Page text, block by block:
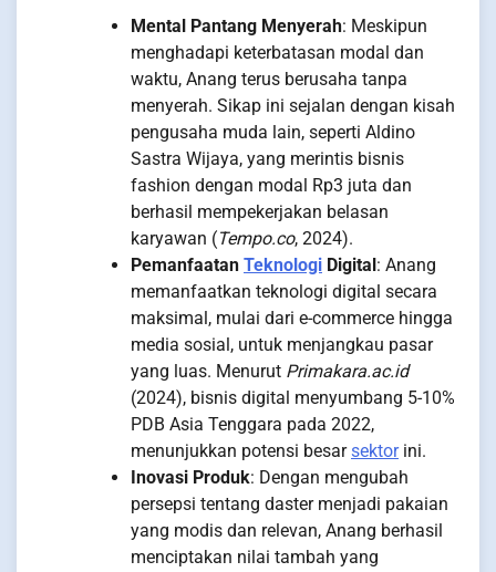
Mental Pantang Menyerah: Meskipun
menghadapi keterbatasan modal dan
waktu, Anang terus berusaha tanpa
menyerah. Sikap ini sejalan dengan kisah
pengusaha muda lain, seperti Aldino
Sastra Wijaya, yang merintis bisnis
fashion dengan modal Rp3 juta dan
berhasil mempekerjakan belasan
karyawan (Tempo.co, 2024).
Pemanfaatan Teknologi Digital: Anang
memanfaatkan teknologi digital secara
maksimal, mulai dari e-commerce hingga
media sosial, untuk menjangkau pasar
yang luas. Menurut Primakara.ac.id
(2024), bisnis digital menyumbang 5-10%
PDB Asia Tenggara pada 2022,
menunjukkan potensi besarsektorini.
Inovasi Produk: Dengan mengubah
persepsi tentang daster menjadi pakaian
yang modis dan relevan, Anang berhasil
menciptakan nilai tambah yang